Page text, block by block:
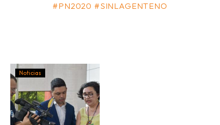
#PN2020 #SINLAGENTENO
Noticias